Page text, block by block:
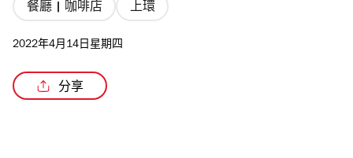
餐廳 | 咖啡店 上環
2022年4月14日星期四
分享